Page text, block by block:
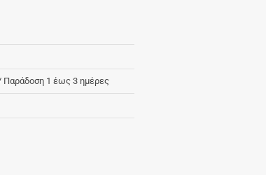
Παράδoση 1 έως 3 ημέρες